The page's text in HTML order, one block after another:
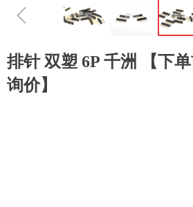
ꁆ
排针 双塑 6P 千洲 【下
询价】